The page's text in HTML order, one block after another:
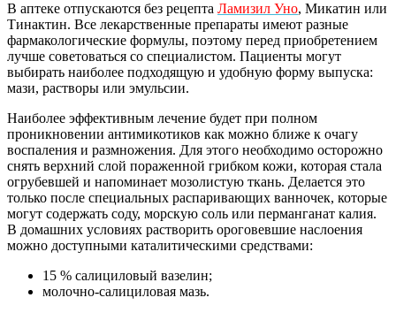
В аптеке отпускаются без рецепта Ламизил Уно, Микатин или
Тинактин. Все лекарственные препараты имеют разные
фармакологические формулы, поэтому перед приобретением
лучше советоваться со специалистом. Пациенты могут
выбирать наиболее подходящую и удобную форму выпуска:
мази, растворы или эмульсии.
Наиболее эффективным лечение будет при полном
проникновении антимикотиков как можно ближе к очагу
воспаления и размножения. Для этого необходимо осторожно
снять верхний слой пораженной грибком кожи, которая стала
огрубевшей и напоминает мозолистую ткань. Делается это
только после специальных распаривающих ванночек, которые
могут содержать соду, морскую соль или перманганат калия.
В домашних условиях растворить ороговевшие наслоения
можно доступными каталитическими средствами:
15 % салициловый вазелин;
молочно-салициловая мазь.